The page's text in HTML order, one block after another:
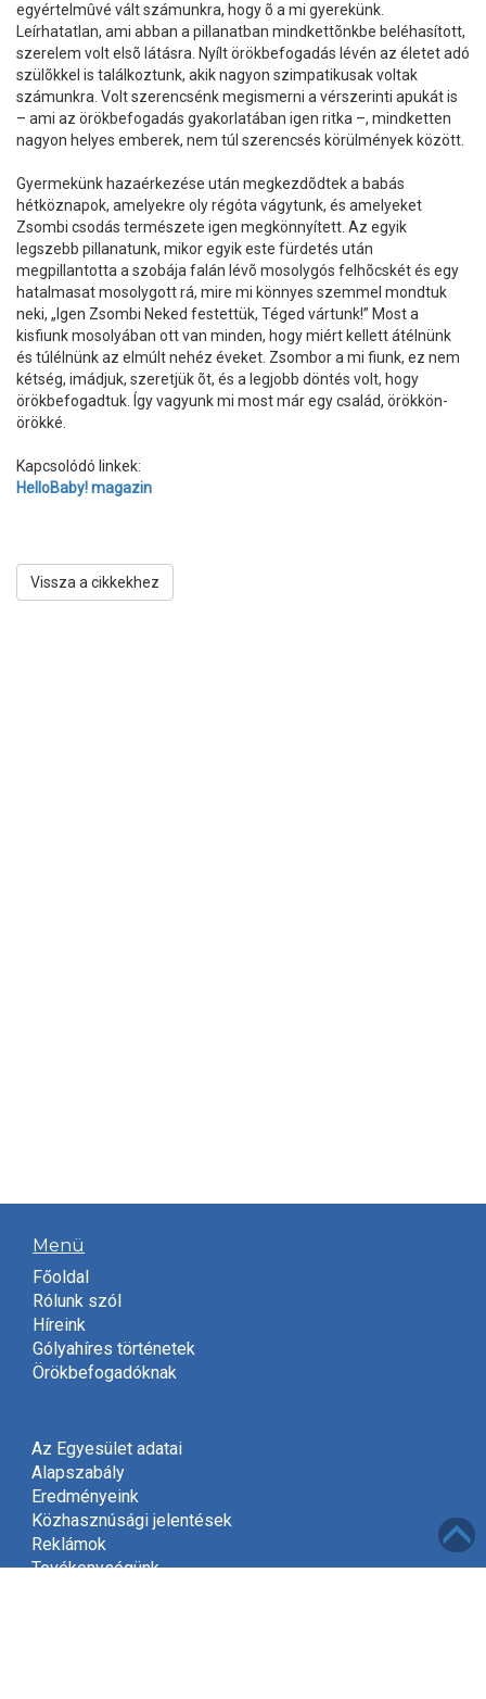
egyértelmûvé vált számunkra, hogy õ a mi gyerekünk.
Leírhatatlan, ami abban a pillanatban mindkettõnkbe beléhasított,
szerelem volt elsõ látásra. Nyílt örökbefogadás lévén az életet adó
szülõkkel is találkoztunk, akik nagyon szimpatikusak voltak
számunkra. Volt szerencsénk megismerni a vérszerinti apukát is
– ami az örökbefogadás gyakorlatában igen ritka –, mindketten
nagyon helyes emberek, nem túl szerencsés körülmények között.
Gyermekünk hazaérkezése után megkezdõdtek a babás
hétköznapok, amelyekre oly régóta vágytunk, és amelyeket
Zsombi csodás természete igen megkönnyített. Az egyik
legszebb pillanatunk, mikor egyik este fürdetés után
megpillantotta a szobája falán lévõ mosolygós felhõcskét és egy
hatalmasat mosolygott rá, mire mi könnyes szemmel mondtuk
neki, „Igen Zsombi Neked festettük, Téged vártunk!” Most a
kisfiunk mosolyában ott van minden, hogy miért kellett átélnünk
és túlélnünk az elmúlt nehéz éveket. Zsombor a mi fiunk, ez nem
kétség, imádjuk, szeretjük õt, és a legjobb döntés volt, hogy
örökbefogadtuk. Így vagyunk mi most már egy család, örökkön-
örökké.
Kapcsolódó linkek:
HelloBaby! magazin
Vissza a cikkekhez
Menü
Főoldal
Rólunk szól
Híreink
Gólyahíres történetek
Örökbefogadóknak
Az Egyesület adatai
Alapszabály
Eredményeink
Közhasznúsági jelentések
Reklámok
Tevékenységünk